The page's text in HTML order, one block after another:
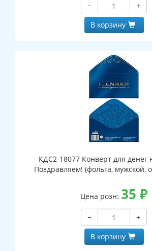
−
+
В корзину
КДС2-18077 Конверт для денег
Поздравляем! (фольга, мужской,
Цена розн: 35 ₽
−
+
В корзину